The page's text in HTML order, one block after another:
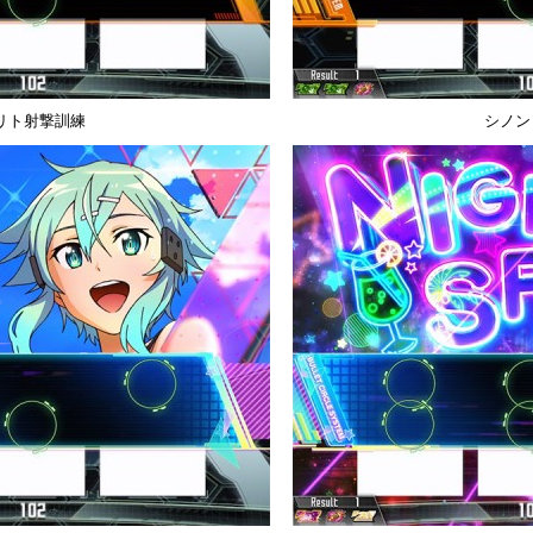
ト射撃訓練 シノ